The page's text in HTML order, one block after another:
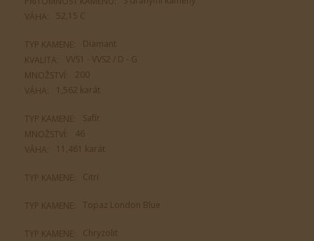
VÁHA:
52,15 С
TYP KAMENE:
Diamant
KVALITA:
VVS1 - VVS2 / D - G
MNOŽSTVÍ:
200
VÁHA:
1,562 karát
TYP KAMENE:
Safír
MNOŽSTVÍ:
46
VÁHA:
11,461 karát
TYP KAMENE: Citri
TYP KAMENE: Topaz London Blue
TYP KAMENE: Chryzolit